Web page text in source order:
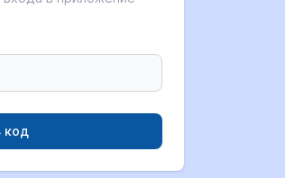
Получить код